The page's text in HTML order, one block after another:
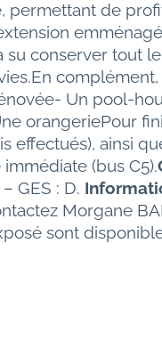
de
conserver tout
Un pool-
orangeriePour
ainsi
(bus C5).
GES : D.
Morgane
sont